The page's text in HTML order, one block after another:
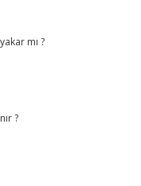
mı ?
?